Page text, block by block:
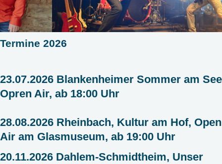
Termine 2026
23.07.2026 Blankenheimer Sommer am See
Opren Air, ab 18:00 Uhr
28.08.2026 Rheinbach, Kultur am Hof, Open
Air am Glasmuseum, ab 19:00 Uhr
20.11.2026 Dahlem-Schmidtheim, Unser